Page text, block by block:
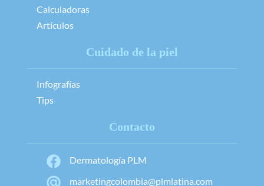
Calculadoras
Artículos
Cuidado de la piel
Infografías
Tips
Contacto
Dermatología PLM
marketingcolombia@plmlatina.com